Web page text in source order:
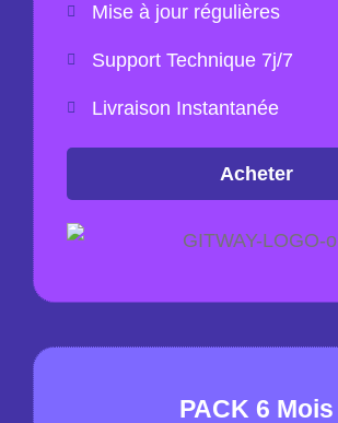
Mise à jour régulières
Support Technique 7j/7
Livraison Instantanée
Acheter
PACK 6 Mois